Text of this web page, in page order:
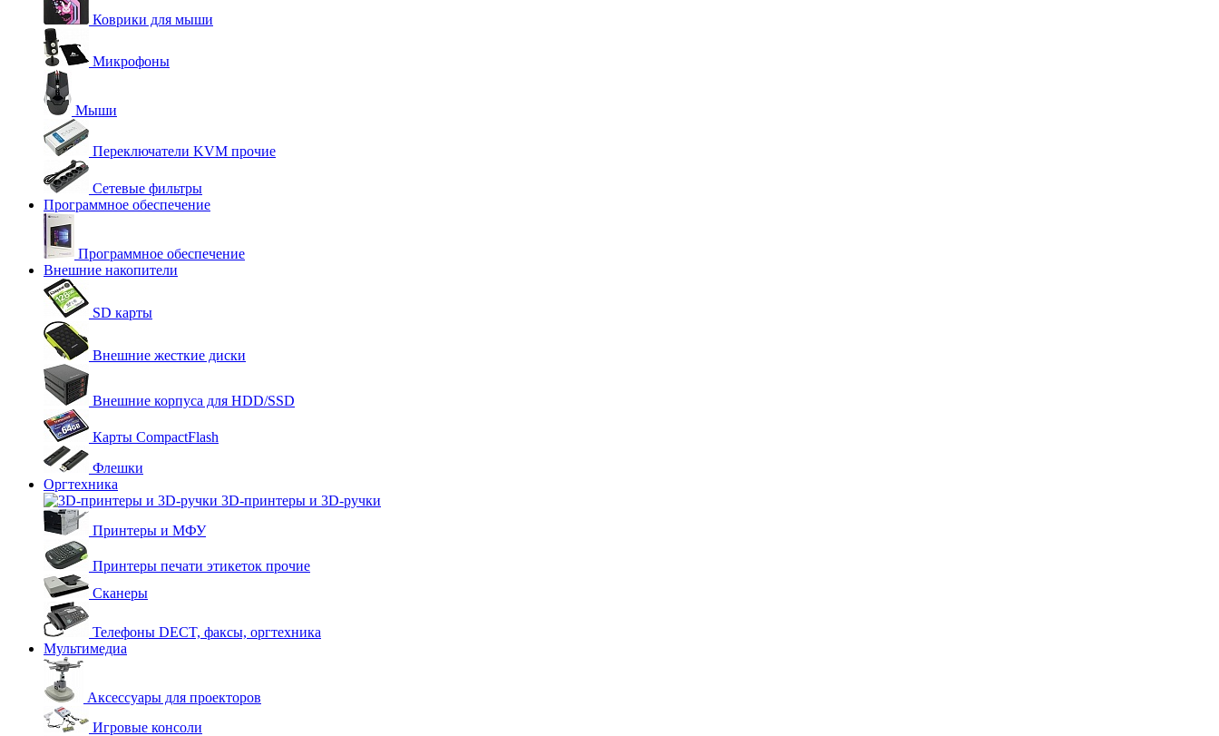
Коврики для мыши
Микрофоны
Мыши
Переключатели KVM прочие
Сетевые фильтры
Программное обеспечение
Программное обеспечение
Внешние накопители
SD карты
Внешние жесткие диски
Внешние корпуса для HDD/SSD
Карты CompactFlash
Флешки
Оргтехника
3D-принтеры и 3D-ручки
Принтеры и МФУ
Принтеры печати этикеток прочие
Сканеры
Телефоны DECT, факсы, оргтехника
Мультимедиа
Аксессуары для проекторов
Игровые консоли